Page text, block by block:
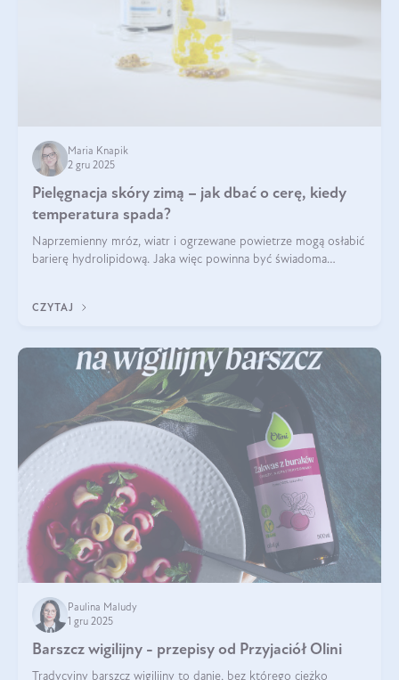
Maria Knapik
2 gru 2025
Pielęgnacja skóry zimą – jak dbać o cerę, kiedy
temperatura spada?
Naprzemienny mróz, wiatr i ogrzewane powietrze mogą osłabić
barierę hydrolipidową. Jaka więc powinna być świadoma
CZYTAJ
Paulina Maludy
1 gru 2025
Barszcz wigilijny - przepisy od Przyjaciół Olini
Tradycyjny barszcz wigilijny to danie, bez którego ciężko